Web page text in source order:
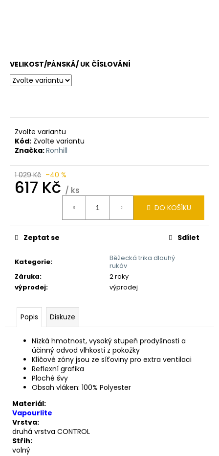
VELIKOST/PÁNSKÁ/ UK ČÍSLOVÁNÍ
Zvolte variantu
Kód: Zvolte variantu
Značka:Ronhill
1 029 Kč –40 %
617 Kč / ks
DO KOŠÍKU
Kategorie:
Běžecká trika dlouhý
rukáv
Záruka:
2 roky
výprodej: výprodej
Zeptat se Sdílet
Popis Diskuze
Nízká hmotnost, vysoký stupeň prodyšnosti a
účinný odvod vlhkosti z pokožky
Klíčové zóny jsou ze síťoviny pro extra ventilaci
Reflexní grafika
Ploché švy
Obsah vláken: 100% Polyester
Materiál:
Vapourlite
Vrstva:
druhá vrstva CONTROL
Střih:
volný